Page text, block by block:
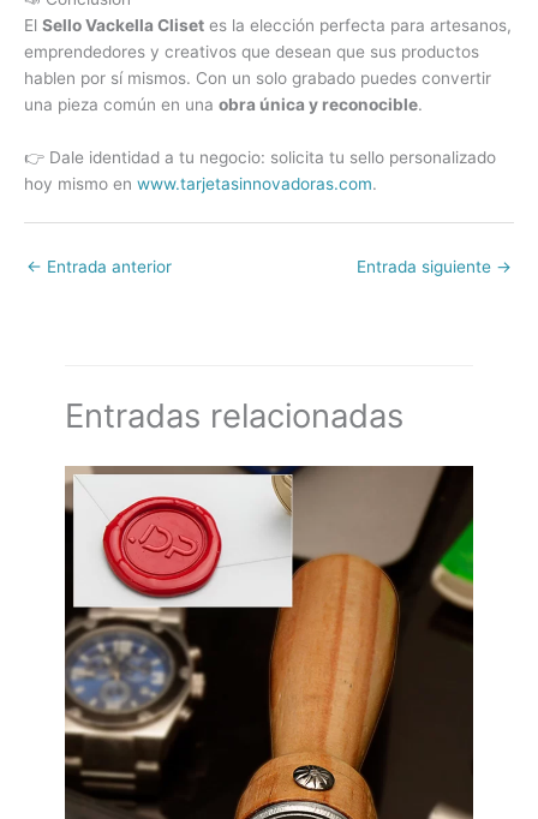
El Sello Vackella Cliset es la elección perfecta para artesanos,
emprendedores y creativos que desean que sus productos
hablen por sí mismos. Con un solo grabado puedes convertir
una pieza común en una obra única y reconocible.
👉 Dale identidad a tu negocio: solicita tu sello personalizado
hoy mismo en www.tarjetasinnovadoras.com.
← Entrada anterior Entrada siguiente →
Entradas relacionadas